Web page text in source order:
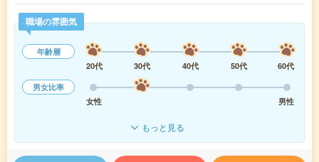
職場の雰囲気
年齢層
20代
30代 40代 50代
60代
男女比率
女性
男性
もっと見る